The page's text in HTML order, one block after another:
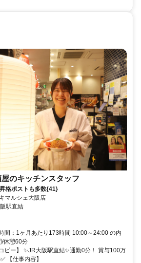
のキッチンスタッフ
格ポストも多数{41}
マルシェ大阪店
駅直結
間：1ヶ月あたり173時間 10:00～24:00 の内
休憩60分
ピー】 ✨JR大阪駅直結✨通勤0分！ 賞与100万
【仕事内容】